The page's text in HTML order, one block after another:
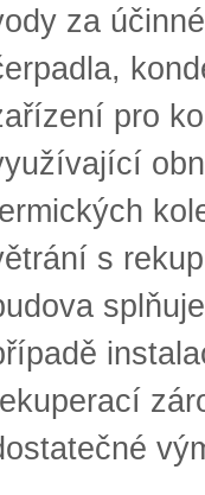
za
pro
s